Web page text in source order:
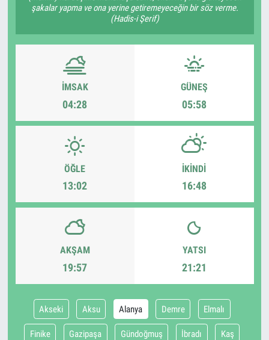
şakalar yapma ve ona yerine getiremeyeceğin bir söz verme.
(Hadis-i Şerif)
İMSAK
04:28
GÜNEŞ
05:58
ÖĞLE
13:02
İKINDI
16:48
AKŞAM
19:57
YATSI
21:21
Akseki Aksu Alanya Demre Elmalı
Finike Gazipaşa Gündoğmuş İbradı Kaş